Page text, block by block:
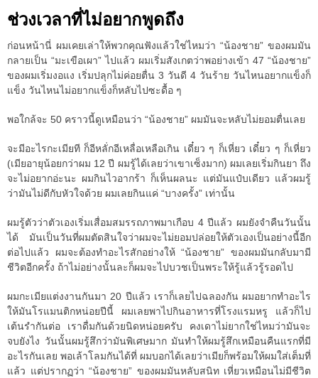
ช่วงเวลาที่ไม่อยากพูดถึง
ก่อนหน้านี่ ผมเคยเล่าให้พวกคุณฟังแล้วใช่ไหมว่า “น้องชาย” ของผมมัน
กลายเป็น “มะเขือเผา” ไปแล้ว ผมเริ่มสังเกตว่าพอย่างเข้า 47 “น้องชาย”
ของผมเริ่มงอแง เริ่มปลุกไม่ค่อยตื่น 3 วันดี 4 วันร้าย วันไหนอยากแข็งก็
แข็ง วันไหนไม่อยากแข็งก็หลับไปซะดื้อ ๆ
พอใกล้จะ 50 คราวนี้ดูเหมือนว่า “น้องชาย” ผมมันจะหลับไม่ยอมตื่นเลย
จะมีอะไรกะเมียที ก็อีหลั่กอีเหลื่อเหลือเกิน เดี๋ยว ๆ ก็เหี่ยว เดี๋ยว ๆ ก็เหี่ยว
(เมียอายุน้อยกว่าผม 12 ปี ผมรู้ได้เลยว่าเขาเซ็งมาก) ผมเลยเริ่มกินยา ถึง
จะไม่อยากอ่ะนะ ผมกินไวอากร้า ก็เห็นผลนะ แต่มันแป๋บเดียว แล้วผมรู้
ว่ามันไม่ดีกับหัวใจด้วย ผมเลยกินแค่ “บางครั้ง” เท่านั้น
ผมรู้ตัวว่าตัวเองเริ่มเสื่อมสมรรถภาพมาเกือบ 4 ปีแล้ว ผมยังจำคืนวันนั้น
ได้ มันเป็นวันที่ผมตัดสินใจว่าผมจะไม่ยอมปล่อยให้ตัวเองเป็นอย่างนี้อีก
ต่อไปแล้ว ผมจะต้องทำอะไรสักอย่างให้ “น้องชาย” ของผมมันกลับมามี
ชีวิตอีกครั้ง ถ้าไม่อย่างนั้นละก็ผมจะไปบวชเป็นพระให้รู้แล้วรู้รอดไป
ผมกะเมียแต่งงานกันมา 20 ปีแล้ว เราก็เลยไปฉลองกัน ผมอยากทำอะไร
ให้มันโรแมนติกหน่อยปีนี้ ผมเลยพาไปกินอาหารที่โรงแรมหรู แล้วก็ไป
เต้นรำกันต่อ เราดื่มกันด้วยนิดหน่อยครับ คงเดาไม่ยากใช่ไหมว่ามันจะ
จบยังไง วันนั้นผมรู้สึกว่ามันพิเศษมาก มันทำให้ผมรู้สึกเหมือนคืนแรกที่มี
อะไรกันเลย พอเล้าโลมกันได้ที่ ผมบอกได้เลยว่าเมียก็พร้อมให้ผมใส่เต็มที่
แล้ว แต่ปรากฏว่า “น้องชาย” ของผมมันหลับสนิท เหี่ยวเหมือนไม่มีชีวิต